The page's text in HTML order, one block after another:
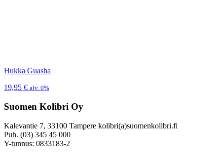
Hukka Guasha
19,95 € alv. 0%
Suomen Kolibri Oy
Kalevantie 7, 33100 Tampere kolibri(a)suomenkolibri.fi
Puh. (03) 345 45 000
Y-tunnus: 0833183-2